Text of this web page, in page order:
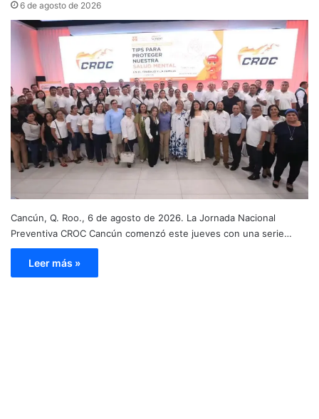
6 de agosto de 2026
Cancún, Q. Roo., 6 de agosto de 2026. La Jornada Nacional
Preventiva CROC Cancún comenzó este jueves con una serie…
Leer más »